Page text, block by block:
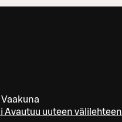
Avautuu uuteen välilehteen